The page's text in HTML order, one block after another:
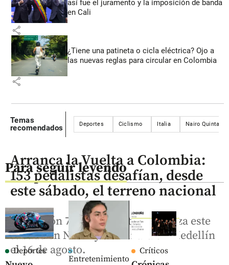
así fue el juramento y la imposición de banda
en Cali
share
¿Tiene una patineta o cicla eléctrica? Ojo a
las nuevas reglas para circular en Colombia
share
Temas
recomendados
Deportes Ciclismo Italia Nairo Quintana
Para seguir leyendo
Deportes
Entretenimiento
Críticos
Arranca la Vuelta a Colombia:
153 pedalistas desafían, desde
este sábado, el terreno nacional
La edición 76 de la Vuelta comienza este
sábado en Neiva y terminará en Medellín
el 16 de agosto.